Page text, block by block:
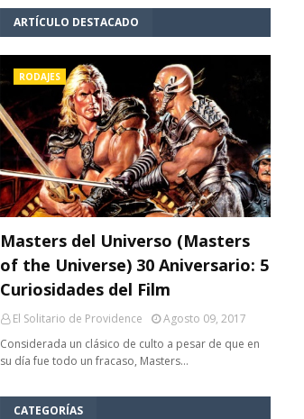
ARTÍCULO DESTACADO
RODAJES
Masters del Universo (Masters
of the Universe) 30 Aniversario: 5
Curiosidades del Film
El Solitario de Providence
Agosto 09, 2017
Considerada un clásico de culto a pesar de que en
su día fue todo un fracaso, Masters…
CATEGORÍAS